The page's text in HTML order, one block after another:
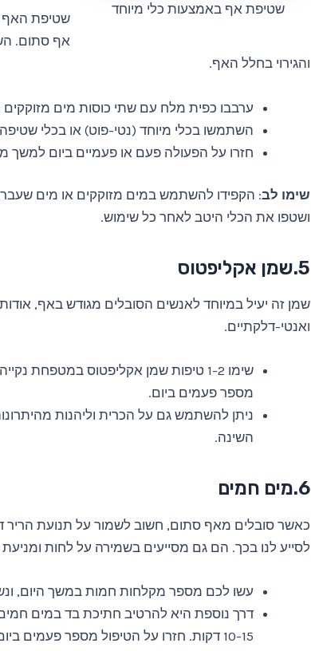
שטיפת אף באמצעות כלי מיוחד
שטיפת האף
אף סתום.
והגירוי בחלל האף.
ערבבו כפית מלח עם שתי כוסות מים
השתמשו בכלי מיוחד (נטי-פוט) או בכלי
חזרו על הפעולה פעם או פעמיים ביום למשך
שימו לב: הקפידו להשתמש במים מזוקקים או מים
ושטפו את הכלי היטב לאחר כל שימוש.
5.שמן אקליפטוס
שמן זה יעיל במיוחד לאנשים הסובלים מגודש באף, אודות
ואנטי-דלקתיים.
שימו 1-2 טיפות שמן אקליפטוס במטפחת
מספר פעמים ביום.
ניתן להשתמש גם על הכרית וליהנות
השינה.
6.מים חמים
כאשר סובלים מאף סתום, חשוב לשמור על תנועת הריר
לסייע לנו בכך. הם גם מסייעים בשמירה על לחות
עשו לכם מספר מקלחות חמות במשך היום,
דרך נוספת היא להרטיב חתיכת בד במים
10-15 דקות. חזרו על הטיפול מספר פעמים ביום.